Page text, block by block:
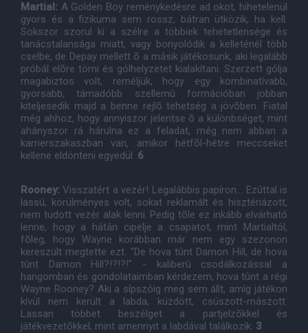
Martial: A Golden Boy reménykedésre ad okot, hihetelenül
gyors és a fizikuma sem rossz, bátran ütközik, ha kell.
Sokszor szorul ki a szélre a többiek tehetetlensége és
tanácstalansága miatt, vagy bonyolódik a kelleténél több
cselbe, de Depay mellett õ a másik játékosunk, aki legalább
próbál elõre törni és gólhelyzetet kialakítani. Szerzett gólja
magabiztos volt, reméljük, hogy egy kombinatívabb,
gyorsabb, támadóbb szellemû formációban jobban
kiteljesedik majd a benne rejlõ tehetség a jövõben. Fiatal
még ahhoz, hogy annyiszor jelentse õ a különbséget, mint
ahányszor rá hárulna ez a feladat, még nem abban a
karrierszakaszban van, amikor hétfõl-hétre meccseket
kellene eldönteni egyedül. 6
Rooney:Visszatért a vezér! Legalábbis papíron... Ezúttal is
lassú, körülményes volt, sokat reklamált és hisztériázott,
nem tudott vezér alak lenni. Pedig tõle ez inkább elvárható
lenne, hogy a hátán cipelje a csapatot, mint Martialtól,
fõleg, hogy Wayne korábban már nem egy szezonon
kereszült megtette ezt. "De hova tûnt Damon Hill, de hova
tûnt Damon Hill?!?!?!" - kaliberû csodálkozással a
hangomban és gondolataimban kérdezem, hova tûnt a régi
Wayne Rooney? Aki a sípszóig meg sem állt, amíg játékon
kívül nem került a labda, küzdött, csúszott-mászott.
Lassan többet beszélget a partjelzõkkel és
játékvezetõkkel, mint amennyit a labdával találkozik. 3